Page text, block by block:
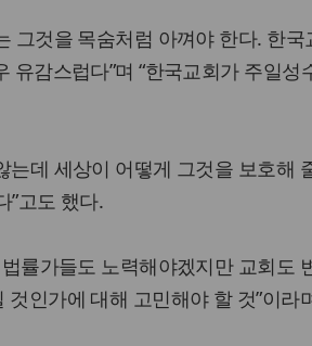
그것을 목숨처럼 아껴야 한다. 한국
감스럽다”며 “한국교회가 주일성
데 세상이 어떻게 그것을 보호해
”고도 했다.
률가들도 노력해야겠지만 교회도
인가에 대해 고민해야 할 것”이라